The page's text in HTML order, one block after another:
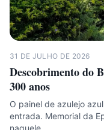
31 DE JULHO DE 2026
Descobrimento do
300 anos
O painel de azulejo
entrada. Memorial da
naquele…